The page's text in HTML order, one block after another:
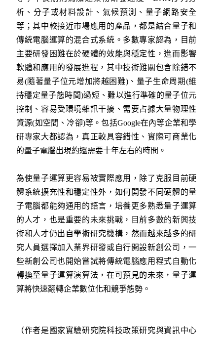
析、分子或材料設計、氣候預測、量子網路安全
等；其中較接近市場應用的產品，都是結合量子和
傳統電腦運算的混合式系統。多數專家認為，目前
主要研發困難在於硬體的效能與穩定性，進而影響
軟體和應用的發展進程，其中技術難關包含除錯不
易(隨著量子位元增加將越困難)、量子生命周期(維
持穩定量子態時間)過短、難以進行準確的量子位元
控制、容易受環境雜訊干擾、需要占據大量物理性
資源(如空間、冷卻)等。包括Google在內等企業和學
研專家大都認為，真正較具容錯性、實際可商業化
的量子電腦出現約還需要十年左右的時間。
為使量子運算更容易被實際應用，除了克服目前硬
體系統擴充性和穩定性外，如何開發不同硬體的量
子電腦都能夠通用的語言，培養更多熟悉量子運算
的人才，也是重要的未來挑戰，目前多數的新興技
術和人才仍出自學術研究機構，然而越來越多的研
究人員選擇加入業界研發或自行開設新創公司，一
些新創公司也開始嘗試將傳統電腦應用程式自動化
轉換至量子運算演算法，在可預見的未來，量子運
算將快速翻轉企業數位化和競爭態勢。
（作者是國家實驗研究院科技政策研究與資訊中心